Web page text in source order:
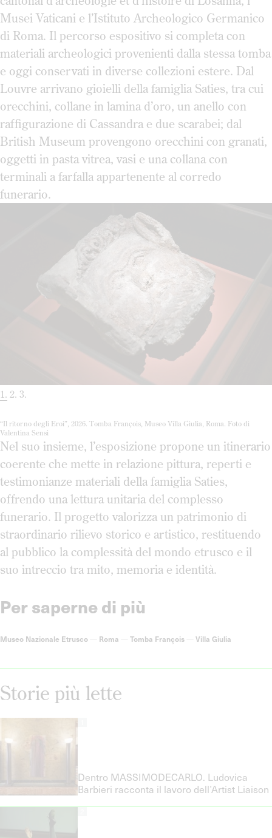
Musei Vaticani e l’Istituto Archeologico Germanico
di Roma. Il percorso espositivo si completa con
materiali archeologici provenienti dalla stessa tomba
e oggi conservati in diverse collezioni estere. Dal
Louvre arrivano gioielli della famiglia Saties, tra cui
orecchini, collane in lamina d’oro, un anello con
raffigurazione di Cassandra e due scarabei; dal
British Museum provengono orecchini con granati,
oggetti in pasta vitrea, vasi e una collana con
terminali a farfalla appartenente al corredo
funerario.
“Il ritorno degli Eroi”, 2026. Tomba François, Museo Villa Giulia, Roma. Foto di
Valentina Sensi
1 2 3
Nel suo insieme, l’esposizione propone un itinerario
coerente che mette in relazione pittura, reperti e
testimonianze materiali della famiglia Saties,
offrendo una lettura unitaria del complesso
funerario. Il progetto valorizza un patrimonio di
straordinario rilievo storico e artistico, restituendo
al pubblico la complessità del mondo etrusco e il
suo intreccio tra mito, memoria e identità.
Per saperne di più
Museo Nazionale Etrusco Roma Tomba François Villa Giulia
Storie più lette
Dentro MASSIMODECARLO. Ludovica
Barbieri racconta il lavoro dell’Artist Liaison